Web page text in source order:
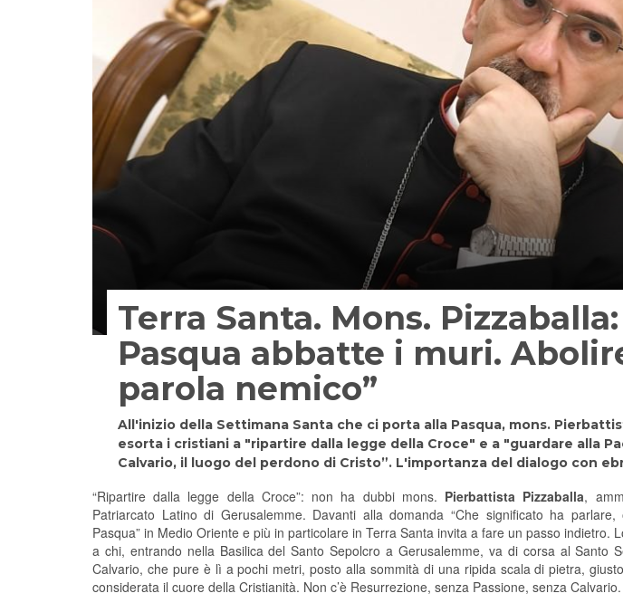
Terra Santa. Mons. Pizzaballa:
Pasqua abbatte i muri.
parola nemico”
All'inizio della Settimana Santa che ci porta alla Pasqua, mons.
esorta i cristiani a "ripartire dalla legge della Croce" e a "guardare alla
Calvario, il luogo del perdono di Cristo”. L'importanza del dialogo con
“Ripartire dalla legge della Croce”: non ha dubbi mons. Pierbattista Pizzaballa,
Patriarcato Latino di Gerusalemme. Davanti alla domanda “Che significato ha
Pasqua” in Medio Oriente e più in particolare in Terra Santa invita a fare un passo indietro.
a chi, entrando nella Basilica del Santo Sepolcro a Gerusalemme, va di corsa al Santo
Calvario, che pure è lì a pochi metri, posto alla sommità di una ripida scala di pietra,
considerata il cuore della Cristianità. Non c’è Resurrezione, senza Passione, senza Calvario.